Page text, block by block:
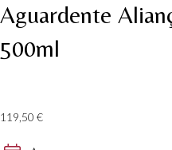
Aguardente
500ml
119,50 €